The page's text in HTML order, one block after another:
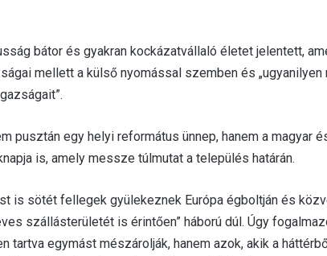
bátor és gyakran kockázatvállaló életet jelentett,
mellett a külső nyomással szemben és „ugyanilyen
pusztán egy helyi református ünnep, hanem a magyar
is, amely messze túlmutat a település határán.
is sötét fellegek gyülekeznek Európa égboltján és
szállásterületét is érintően” háború dúl. Úgy
tartva egymást mészárolják, hanem azok, akik a